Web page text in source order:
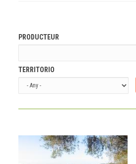
PRODUCTEUR
TERRITORIO